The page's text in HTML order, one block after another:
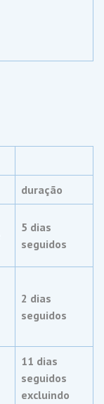
duração
5 dias
seguidos
2 dias
seguidos
11 dias
seguidos
excluindo